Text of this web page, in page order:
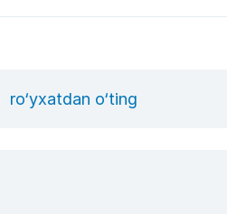
ro‘yxatdan o‘ting